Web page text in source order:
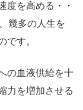
度を高める・・
幾多の人生を
です。
の血液供給を十
力を増加させる